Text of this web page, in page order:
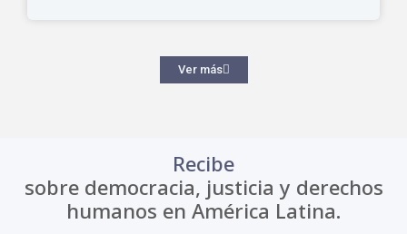
Ver más
Recibe
sobre democracia, justicia y derechos
humanos en América Latina.